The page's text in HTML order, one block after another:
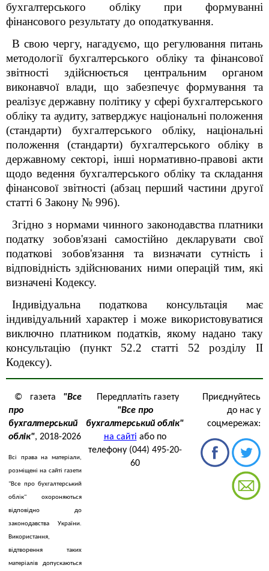
бухгалтерського обліку при формуванні
фінансового результату до оподаткування.
В свою чергу, нагадуємо, що регулювання питань
методології бухгалтерського обліку та фінансової
звітності здійснюється центральним органом
виконавчої влади, що забезпечує формування та
реалізує державну політику у сфері бухгалтерського
обліку та аудиту, затверджує національні положення
(стандарти) бухгалтерського обліку, національні
положення (стандарти) бухгалтерського обліку в
державному секторі, інші нормативно-правові акти
щодо ведення бухгалтерського обліку та складання
фінансової звітності (абзац перший частини другої
статті 6 Закону № 996).
Згідно з нормами чинного законодавства платники
податку зобов'язані самостійно декларувати свої
податкові зобов'язання та визначати сутність і
відповідність здійснюваних ними операцій тим, які
визначені Кодексу.
Індивідуальна податкова консультація має
індивідуальний характер і може використовуватися
виключно платником податків, якому надано таку
консультацію (пункт 52.2 статті 52 розділу ІІ
Кодексу).
© газета "Все
про
бухгалтерський
облік", 2018-2026
Всі права на матеріали,
розміщені на сайті газети
"Все про бухгалтерський
облік" охороняються
відповідно до
законодавства України.
Використання,
відтворення таких
матеріалів допускаються
Передплатіть газету
"Все про
бухгалтерський облік"
на сайті або по
телефону (044) 495-20-
60
Приєднуйтесь
до нас у
соцмережах: